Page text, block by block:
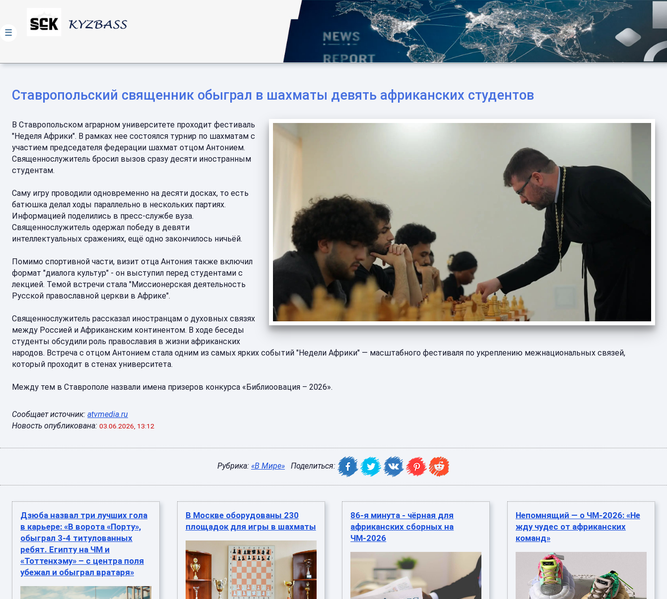
Ставропольский священник обыграл в шахматы девять африканских студентов
В Ставропольском аграрном университете проходит фестиваль
"Неделя Африки". В рамках нее состоялся турнир по шахматам с
участием председателя федерации шахмат отцом Антонием.
Священнослужитель бросил вызов сразу десяти иностранным
студентам.
Саму игру проводили одновременно на десяти досках, то есть
батюшка делал ходы параллельно в нескольких партиях.
Информацией поделились в пресс-службе вуза.
Священнослужитель одержал победу в девяти
интеллектуальных сражениях, ещё одно закончилось ничьёй.
Помимо спортивной части, визит отца Антония также включил
формат "диалога культур" - он выступил перед студентами с
лекцией. Темой встречи стала "Миссионерская деятельность
Русской православной церкви в Африке".
Священнослужитель рассказал иностранцам о духовных связях
между Россией и Африканским континентом. В ходе беседы
студенты обсудили роль православия в жизни африканских
народов. Встреча с отцом Антонием стала одним из самых ярких событий "Недели Африки" — масштабного фестиваля по укреплению межнациональных связей,
который проходит в стенах университета.
Между тем в Ставрополе назвали имена призеров конкурса «Библиоовация – 2026».
Сообщает источник: atvmedia.ru
Новость опубликована: 03.06.2026, 13:12
Рубрика: «В Мире» Поделиться:
Дзюба назвал три лучших гола
в карьере: «В ворота «Порту»,
обыграл 3-4 титулованных
ребят. Египту на ЧМ и
«Тоттенхэму» – с центра поля
убежал и обыграл вратаря»
В Москве оборудованы 230
площадок для игры в шахматы
86-я минута - чёрная для
африканских сборных на
ЧМ-2026
Непомнящий — о ЧМ-2026: «Не
жду чудес от африканских
команд»
☰